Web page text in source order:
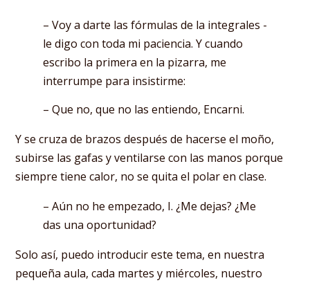
– Voy a darte las fórmulas de la integrales -
le digo con toda mi paciencia. Y cuando
escribo la primera en la pizarra, me
interrumpe para insistirme:
– Que no, que no las entiendo, Encarni.
Y se cruza de brazos después de hacerse el moño,
subirse las gafas y ventilarse con las manos porque
siempre tiene calor, no se quita el polar en clase.
– Aún no he empezado, I. ¿Me dejas? ¿Me
das una oportunidad?
Solo así, puedo introducir este tema, en nuestra
pequeña aula, cada martes y miércoles, nuestro